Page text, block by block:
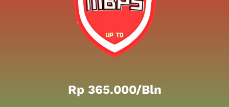
Rp 365.000/bln